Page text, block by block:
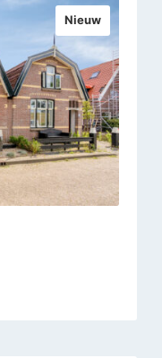
Nieuw